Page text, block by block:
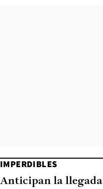
IMPERDIBLES
Anticipan la